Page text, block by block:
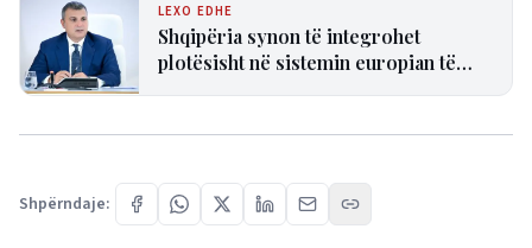
LEXO EDHE
Shqipëria synon të integrohet
plotësisht në sistemin europian të
Shpërndaje: